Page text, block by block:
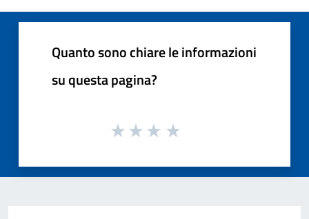
Quanto sono chiare le informazioni
su questa pagina?